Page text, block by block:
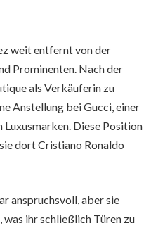
weit entfernt von der
Prominenten. Nach der
als Verkäuferin zu
Anstellung bei Gucci, einer
Diese Position
dort Cristiano Ronaldo
anspruchsvoll, aber sie
ihr schließlich Türen zu